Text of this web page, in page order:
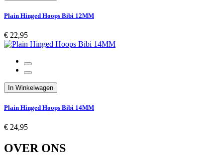
Plain Hinged Hoops Bibi 12MM
€ 22,95
In Winkelwagen
Plain Hinged Hoops Bibi 14MM
€ 24,95
OVER ONS